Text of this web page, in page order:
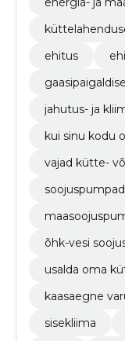
ehitus
jahutus- ja
kui sinu kodu
laiemat
vajad kütte-
on vajalik
õhk-vesi
usalda oma
eie
kaasaegne
sisekliima